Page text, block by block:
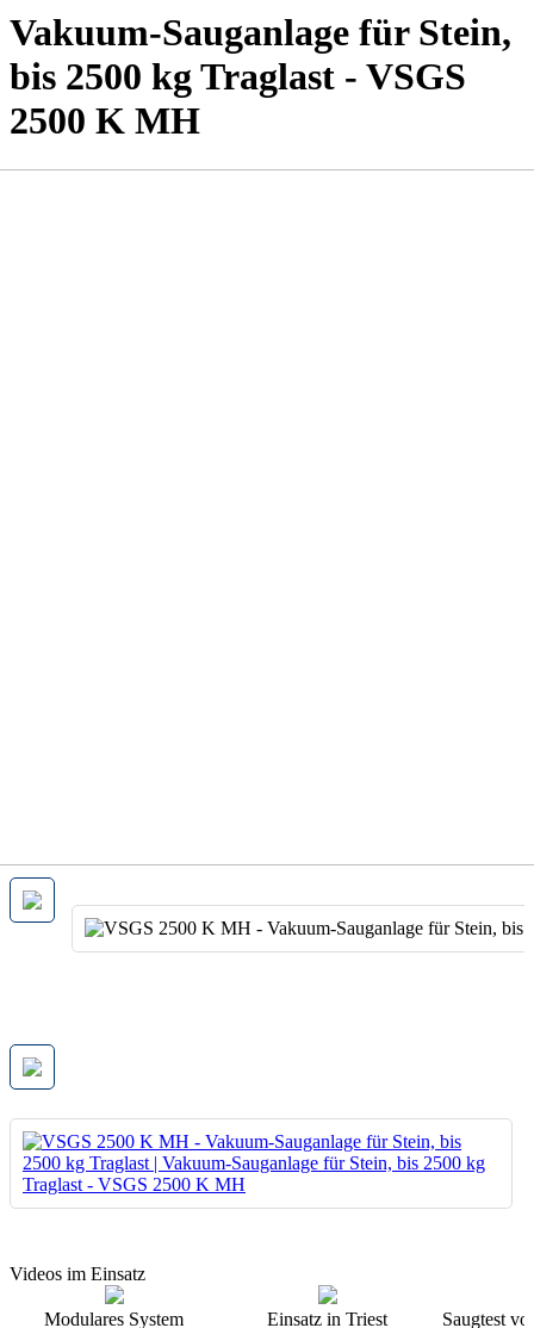
Vakuum-Sauganlage für Stein,
bis 2500 kg Traglast - VSGS
2500 K MH
Videos im Einsatz
Modulares System Einsatz in Triest Saugtest